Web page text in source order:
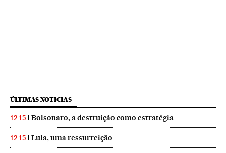
ÚLTIMAS NOTICIAS
12:15 Bolsonaro, a destruição como estratégia
12:15 Lula, uma ressurreição